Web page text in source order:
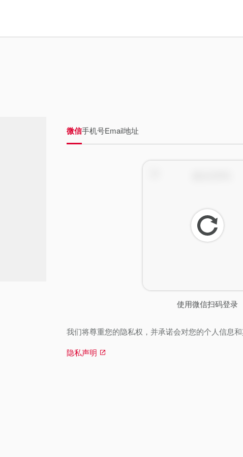
微信手机号Email地址
使用微信扫码登录
刷
新
我们将尊重您的隐私权，并承诺会对您的个人信息和
隐私声明